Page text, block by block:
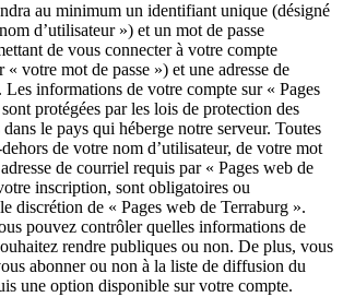
au minimum un identifiant unique (désigné
d’utilisateur ») et un mot de passe
de vous connecter à votre compte
« votre mot de passe ») et une adresse de
informations de votre compte sur « Pages
protégées par les lois de protection des
le pays qui héberge notre serveur. Toutes
de votre nom d’utilisateur, de votre mot
de courriel requis par « Pages web de
inscription, sont obligatoires ou
discrétion de « Pages web de Terraburg ».
pouvez contrôler quelles informations de
rendre publiques ou non. De plus, vous
abonner ou non à la liste de diffusion du
une option disponible sur votre compte.